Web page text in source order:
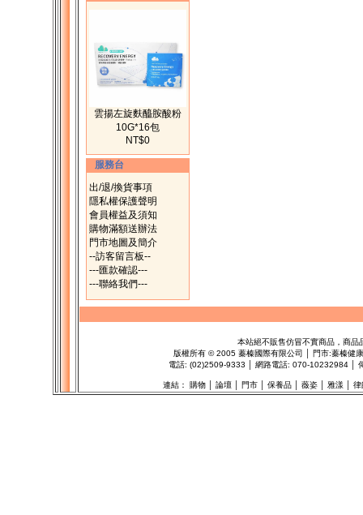
雲揚左旋麩醯胺酸粉
10G*16包
NT$0
服務台
出/退/換貨事項
隱私權保護聲明
會員權益及須知
購物滿額送辦法
門市地圖及簡介
--訪客留言板--
---匯款確認---
---聯絡我們---
本站絕不販售仿冒不實商品，商品
版權所有 ©2005 蓁榛國際有限公司 │ 門市:蓁榛健
電話: (02)2509-9333 │ 網路電話: 070-10232984 │
連結： 購物│ 論壇│ 門市│ 保養品│ 薇姿│ 雅漾 律